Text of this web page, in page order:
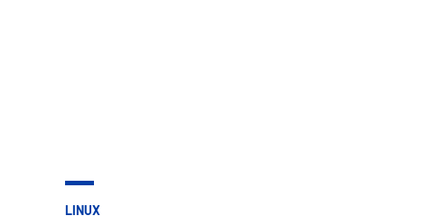
POSTED
LINUX